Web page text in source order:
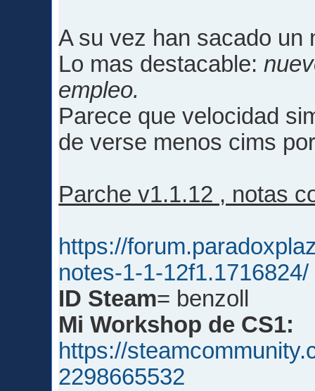
A su vez han sacado
Lo mas destacable:
empleo.
Parece que velocidad
de verse menos cims
Parche v1.1.12 , notas
https://
notes-1-1-12f1.1716824/
ID Steam= benzoll
Mi Workshop de CS1:
https://
2298665532